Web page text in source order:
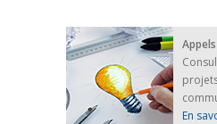
25 avril 2022
Afin d’accompagner au
ukrainiens arrivés en
FEUILLETER
En